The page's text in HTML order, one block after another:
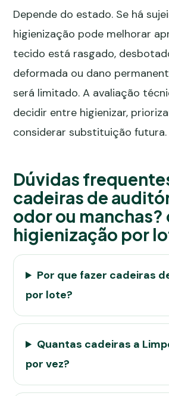
Depende do estado. Se há
higienização pode melhorar
tecido está rasgado,
deformada ou dano
será limitado. A avaliação
decidir entre higienizar,
considerar substituição futura.
Dúvidas
cadeiras de
odor ou manchas?
higienização por
Por que fazer cadeiras
por lote?
Quantas cadeiras a
por vez?